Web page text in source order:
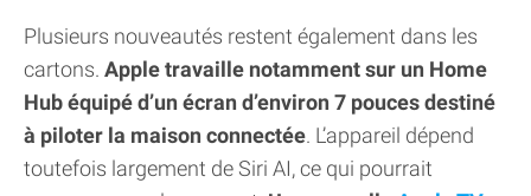
Plusieurs nouveautés restent également dans les
cartons. Apple travaille notamment sur un Home
Hub équipé d’un écran d’environ 7 pouces destiné
à piloter la maison connectée. L’appareil dépend
toutefois largement de Siri AI, ce qui pourrait